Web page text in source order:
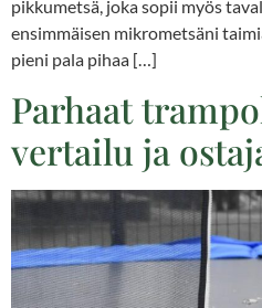
pikkumetsä, joka sopii myös
ensimmäisen mikrometsäni
pieni pala pihaa […]
Parhaat
vertailu ja